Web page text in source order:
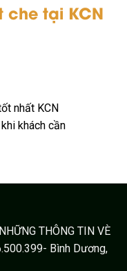
che tại KCN
nhất KCN
khách cần
THÔNG TIN VÈ
Bình Dương,